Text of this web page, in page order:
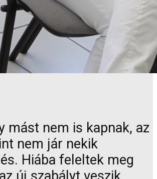
mást nem is kapnak, az
nem jár nekik
Hiába feleltek meg